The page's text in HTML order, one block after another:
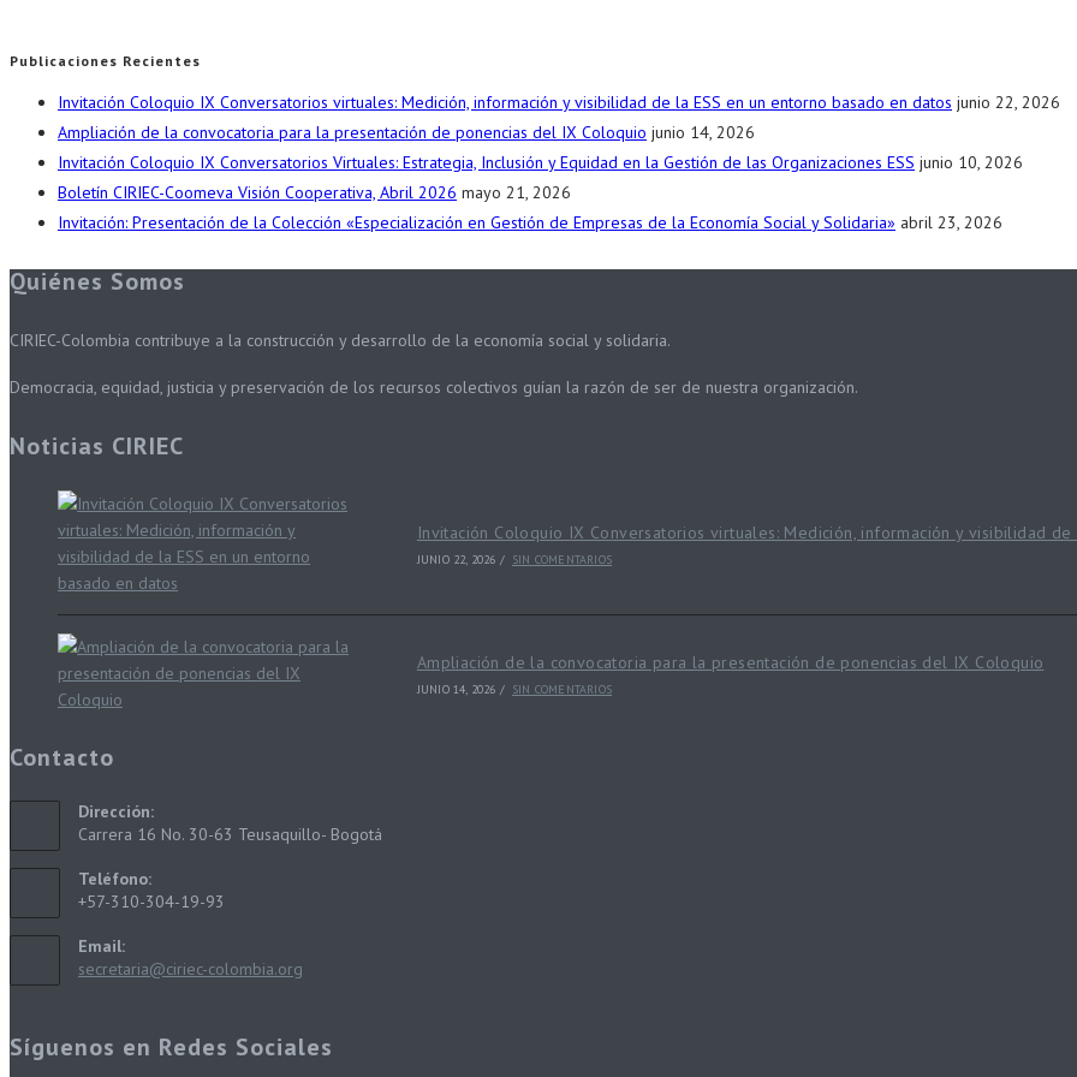
Publicaciones Recientes
Invitación Coloquio IX Conversatorios virtuales: Medición, información y visibilidad de la ESS en un entorno basado en datos junio 22, 2026
Ampliación de la convocatoria para la presentación de ponencias del IX Coloquio junio 14, 2026
Invitación Coloquio IX Conversatorios Virtuales: Estrategia, Inclusión y Equidad en la Gestión de las Organizaciones ESS junio 10, 2026
Boletín CIRIEC-Coomeva Visión Cooperativa, Abril 2026 mayo 21, 2026
Invitación: Presentación de la Colección «Especialización en Gestión de Empresas de la Economía Social y Solidaria» abril 23, 2026
Quiénes Somos
CIRIEC-Colombia contribuye a la construcción y desarrollo de la economía social y solidaria.
Democracia, equidad, justicia y preservación de los recursos colectivos guían la razón de ser de nuestra organización.
Noticias CIRIEC
Invitación Coloquio IX Conversatorios virtuales: Medición, información y visibilidad
JUNIO 22, 2026 / SIN COMENTARIOS
Ampliación de la convocatoria para la presentación de ponencias del IX Coloquio
JUNIO 14, 2026 / SIN COMENTARIOS
Contacto
Dirección:
Carrera 16 No. 30-63 Teusaquillo- Bogotá
Teléfono:
+57-310-304-19-93
Email:
secretaria@ciriec-colombia.org
Síguenos en Redes Sociales